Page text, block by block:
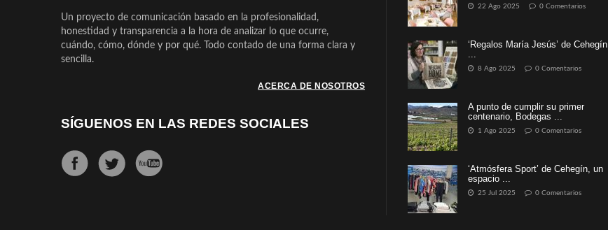
Un proyecto de comunicación basado en la profesionalidad,
honestidad y transparencia a la hora de analizar lo que ocurre,
cuándo, cómo, dónde y por qué. Todo contado de una forma clara y
sencilla.
ACERCA DE NOSOTROS
SÍGUENOS EN LAS REDES SOCIALES
22 Ago 2025 0 Comentarios
‘Regalos María Jesús’ de Cehegín,
8 Ago 2025 0 Comentarios
A punto de cumplir su primer
centenario, Bodegas ...
1 Ago 2025 0 Comentarios
‘Atmósfera Sport’ de Cehegín, un
espacio ...
25 Jul 2025 0 Comentarios